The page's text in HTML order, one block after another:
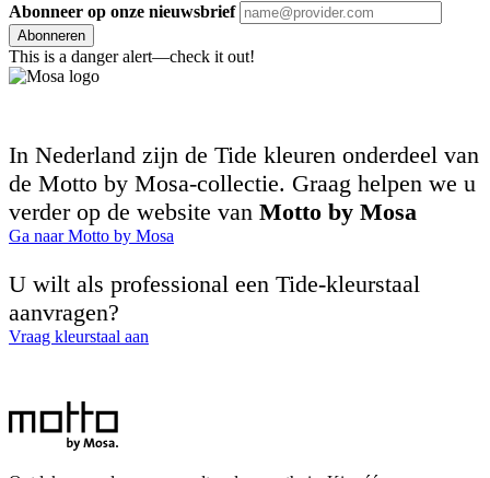
Abonneer op onze nieuwsbrief
Abonneren
This is a danger alert—check it out!
In Nederland zijn de Tide kleuren onderdeel van
de Motto by Mosa-collectie. Graag helpen we u
verder op de website van Motto by Mosa
Ga naar Motto by Mosa
U wilt als professional een Tide-kleurstaal
aanvragen?
Vraag kleurstaal aan